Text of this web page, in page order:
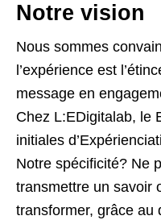
Notre vision
Nous sommes
l’expérience est
message en
Chez L:EDigitalab, le
initiales
Notre spécificité? Ne
transmettre un savoir
transformer, grâce au